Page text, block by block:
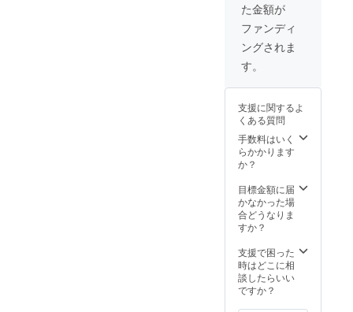
た金額が
ファンディ
ングされま
す。
支援に関するよ
くある質問
手数料はいく
らかかります
か？
目標金額に届
かなかった場
合どうなりま
すか？
支援で困った
時はどこに相
談したらいい
ですか？